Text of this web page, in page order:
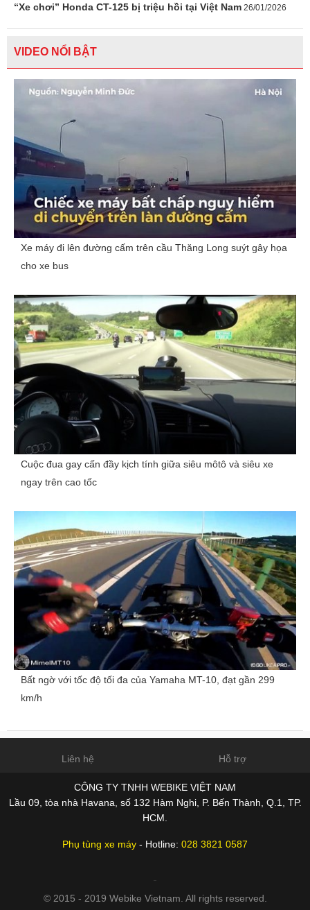
“Xe chơi” Honda CT-125 bị triệu hồi tại Việt Nam 26/01/2026
VIDEO NỔI BẬT
Xe máy đi lên đường cấm trên cầu Thăng Long suýt gây họa
cho xe bus
Cuộc đua gay cấn đầy kịch tính giữa siêu môtô và siêu xe
ngay trên cao tốc
Bất ngờ với tốc độ tối đa của Yamaha MT-10, đạt gần 299
km/h
Liên hệ Hỗ trợ
CÔNG TY TNHH WEBIKE VIỆT NAM
Lầu 09, tòa nhà Havana, số 132 Hàm Nghi, P. Bến Thành, Q.1, TP.
HCM.
Phụ tùng xe máy - Hotline: 028 3821 0587
© 2015 - 2019 Webike Vietnam. All rights reserved.